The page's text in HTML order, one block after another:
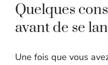
Quelques
avant de se
Une fois que vous